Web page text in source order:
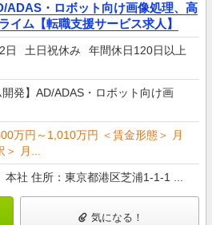
ADAS・ロボット向け画像処理、高
ム【転職支援サービス求人】
日 土日祝休み
年間休日120日以上
開発】AD/ADAS・ロボット向け画
万円～1,010万円 ＜賃金形態＞ 月
月...
本社 住所：東京都港区芝浦1-1-1 ...
気になる！